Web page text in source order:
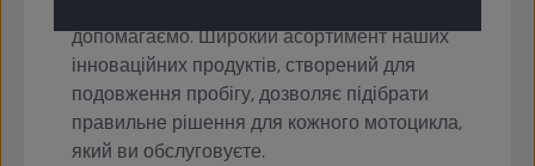
допомагаємо. Широкий асортимент наших
інноваційних продуктів, створений для
подовження пробігу, дозволяє підібрати
правильне рішення для кожного мотоцикла,
який ви обслуговуєте.